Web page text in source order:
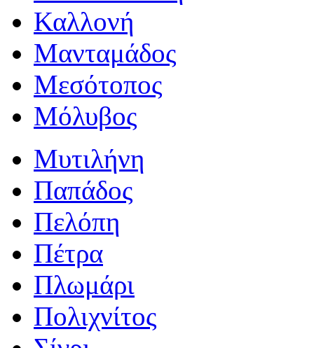
Καλλονή
Μανταμάδος
Μεσότοπος
Μόλυβος
Μυτιλήνη
Παπάδος
Πελόπη
Πέτρα
Πλωμάρι
Πολιχνίτος